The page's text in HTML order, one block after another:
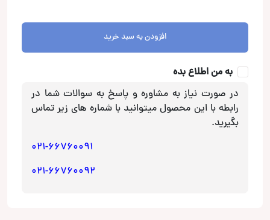
عدد
افزودن به سبد خرید
به من اطلاع بده
در صورت نیاز به مشاوره و پاسخ به سوالات شما در
رابطه با این محصول میتوانید با شماره های زیر تماس
بگیرید.
021-66760091
021-66760092